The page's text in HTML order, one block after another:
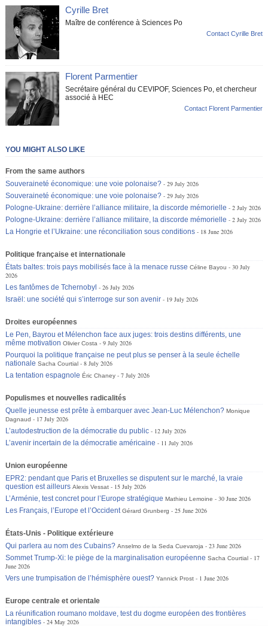
Cyrille Bret
Maître de conférence à Sciences Po
Contact Cyrille Bret
Florent Parmentier
Secrétaire général du CEVIPOF, Sciences Po, et chercheur
associé à HEC
Contact Florent Parmentier
YOU MIGHT ALSO LIKE
From the same authors
Souveraineté économique: une voie polonaise?
29 July 2026
Souveraineté économique: une voie polonaise?
29 July 2026
Pologne-Ukraine: derrière l’alliance militaire, la discorde mémorielle
2 July 2026
Pologne-Ukraine: derrière l’alliance militaire, la discorde mémorielle
2 July 2026
La Hongrie et l’Ukraine: une réconciliation sous conditions
18 June 2026
Politique française et internationale
États baltes: trois pays mobilisés face à la menace russe Céline Bayou
30 July
2026
Les fantômes de Tchernobyl
26 July 2026
Israël: une société qui s’interroge sur son avenir
19 July 2026
Droites européennes
Le Pen, Bayrou et Mélenchon face aux juges: trois destins différents, une
même motivation Olivier Costa
9 July 2026
Pourquoi la politique française ne peut plus se penser à la seule échelle
nationale Sacha Courtial
8 July 2026
La tentation espagnole Éric Chaney 7 July 2026
Populismes et nouvelles radicalités
Quelle jeunesse est prête à embarquer avec Jean-Luc Mélenchon? Monique
Dagnaud
17 July 2026
L’autodestruction de la démocratie du public
12 July 2026
L’avenir incertain de la démocratie américaine
11 July 2026
Union européenne
EPR2: pendant que Paris et Bruxelles se disputent sur le marché, la vraie
question est ailleurs Alexis Vessat
15 July 2026
L’Arménie, test concret pour l’Europe stratégique Mathieu Lemoine
30 June 2026
Les Français, l’Europe et l’Occident Gérard Grunberg 25 June 2026
États-Unis - Politique extérieure
Qui parlera au nom des Cubains? Anselmo de la Seda Cuevaroja
23 June 2026
Sommet Trump-Xi: le piège de la marginalisation européenne Sacha Courtial
17
June 2026
Vers une trumpisation de l’hémisphère ouest? Yannick Prost 1 June 2026
Europe centrale et orientale
La réunification roumano moldave, test du dogme européen des frontières
intangibles
24 May 2026